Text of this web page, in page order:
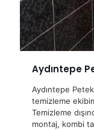
Aydıntepe
Aydıntepe
temizleme
Temizleme
montaj, kombi